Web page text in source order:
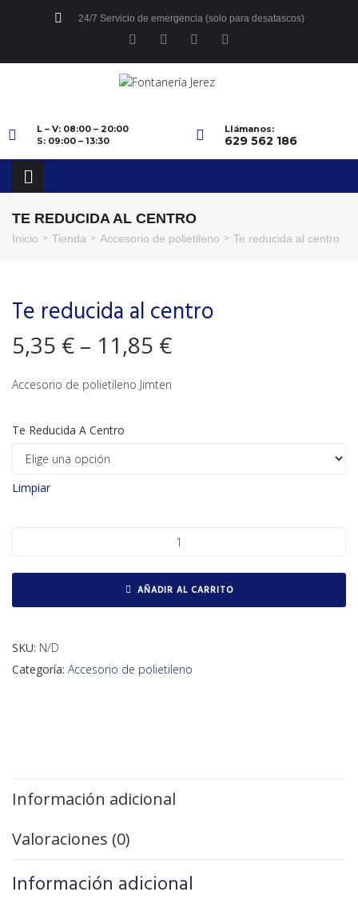
24/7 Servicio de emergencia (solo para desatascos)
L – V: 08:00 – 20:00
S: 09:00 – 13:30
Llámanos:
629 562 186
TE REDUCIDA AL CENTRO
Inicio > Tienda > Accesorio de polietileno > Te reducida al centro
Te reducida al centro
5,35 € – 11,85 €
Accesorio de polietileno Jimten
Te Reducida A Centro
Limpiar
AÑADIR AL CARRITO
SKU: N/D
Categoría: Accesorio de polietileno
Información adicional
Valoraciones (0)
Información adicional